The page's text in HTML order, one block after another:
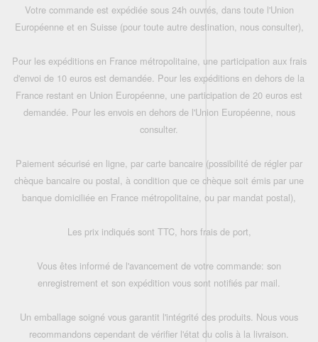
Votre commande est expédiée sous 24h ouvrés, dans toute l'Union
Européenne et en Suisse (pour toute autre destination, nous consulter),
Pour les expéditions en France métropolitaine, une participation aux frais
d'envoi de 10 euros est demandée. Pour les expéditions en dehors de la
France restant en Union Européenne, une participation de 20 euros est
demandée. Pour les envois en dehors de l'Union Européenne, nous
consulter.
Paiement sécurisé en ligne, par carte bancaire (possibilité de régler par
chèque bancaire ou postal, à condition que ce chèque soit émis par une
banque domiciliée en France métropolitaine, ou par mandat postal),
Les prix indiqués sont TTC, hors frais de port,
Vous êtes informé de l'avancement de votre commande: son
enregistrement et son expédition vous sont notifiés par mail.
Un emballage soigné vous garantit l'intégrité des produits. Nous vous
recommandons cependant de vérifier l'état du colis à la livraison.